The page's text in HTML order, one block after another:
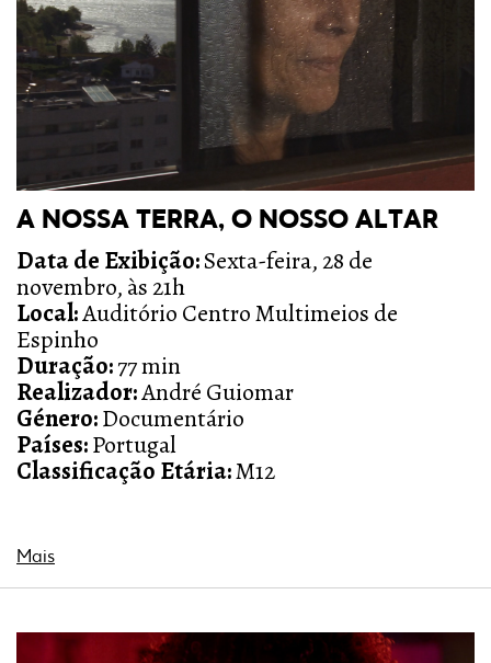
A NOSSA TERRA, O NOSSO ALTAR
Data de Exibição:Sexta-feira, 28 de
novembro, às 21h
Local:Auditório Centro Multimeios de
Espinho
Duração:77 min
Realizador:André Guiomar
Género:Documentário
Países:Portugal
Classificação Etária:M12
Mais